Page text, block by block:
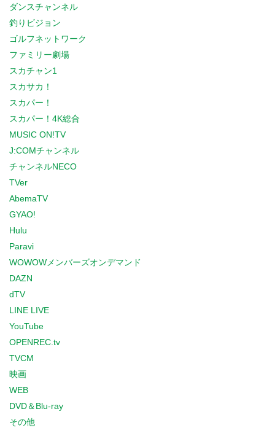
ダンスチャンネル
釣りビジョン
ゴルフネットワーク
ファミリー劇場
スカチャン1
スカサカ！
スカパー！
スカパー！4K総合
MUSIC ON!TV
J:COMチャンネル
チャンネルNECO
TVer
AbemaTV
GYAO!
Hulu
Paravi
WOWOWメンバーズオンデマンド
DAZN
dTV
LINE LIVE
YouTube
OPENREC.tv
TVCM
映画
WEB
DVD＆Blu-ray
その他